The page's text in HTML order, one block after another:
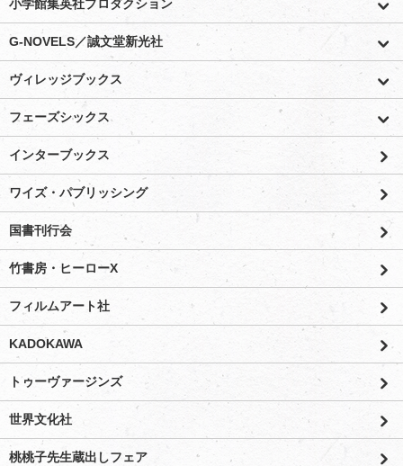
小学館集英社プロダクション
G-NOVELS／誠文堂新光社
ヴィレッジブックス
フェーズシックス
インターブックス
ワイズ・パブリッシング
国書刊行会
竹書房・ヒーローX
フィルムアート社
KADOKAWA
トゥーヴァージンズ
世界文化社
桃桃子先生蔵出しフェア